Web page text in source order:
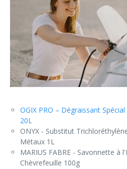
OGIX PRO – Dégraissant
20L
ONYX - Substitut
Métaux 1L
MARIUS FABRE - Savonnette à
Chèvrefeuille 100g